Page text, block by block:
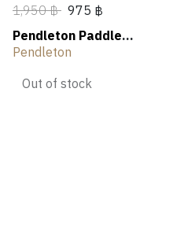
1,950 ฿ 975 ฿
Pendleton Paddle
Graphic Tee
Pendleton
Out of stock